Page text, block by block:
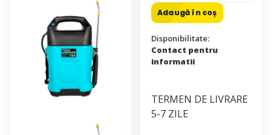
Adaugă în coș
Disponibilitate:
Contact pentru
informatii
TERMEN DE LIVRARE
5-7 ZILE